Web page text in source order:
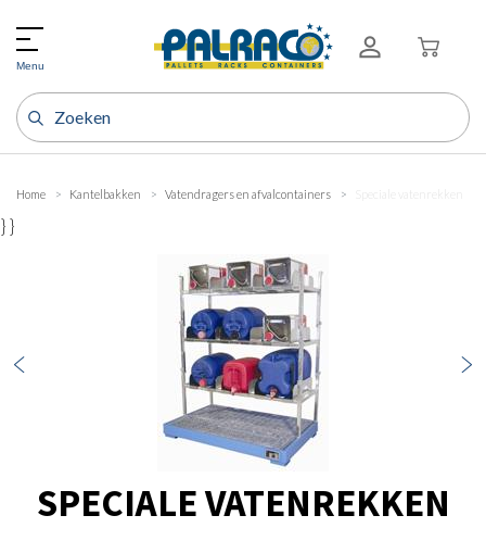
Menu
Home Kantelbakken Vatendragers en afvalcontainers
} }
SPECIALE VATENREKKEN